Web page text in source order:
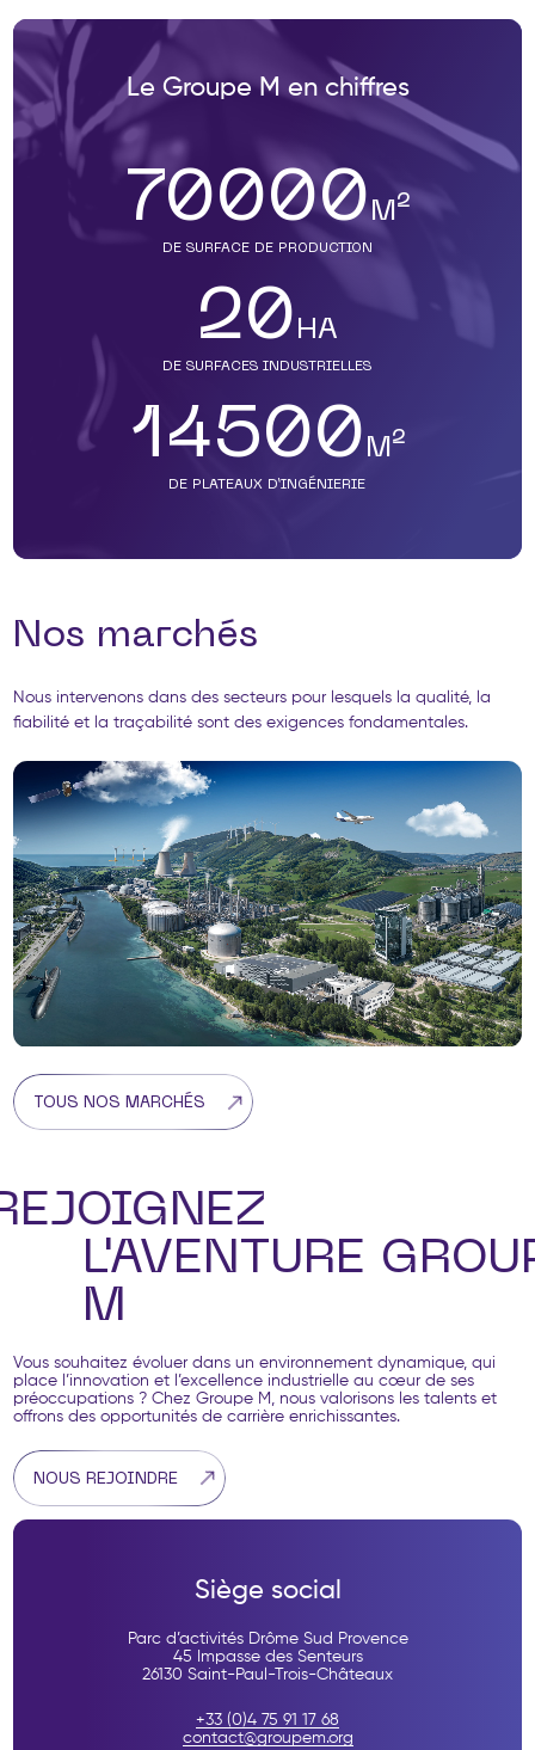
TRAITEMENT DES DÉCHETS
DÉCONTAMINATION /
DÉMANTÈLEMENT
ASSISTANCE RADIOPROTECTION /
SURETÉ
LOGISTIQUE INDUSTRIELLE ET
NUCLÉAIRE
Le Groupe M en chiffres
70000M²
DE SURFACE DE PRODUCTION
20HA
DE SURFACES INDUSTRIELLES
14500M²
DE PLATEAUX D’INGÉNIERIE
Nos marchés
Nous intervenons dans des secteurs pour lesquels la qualité, la
fiabilité et la traçabilité sont des exigences fondamentales.
TOUS NOS MARCHÉS
L'AVENTURE
M
Vous souhaitez évoluer dans un environnement dynamique, qui
place l’innovation et l’excellence industrielle au cœur de ses
préoccupations ? Chez Groupe M, nous valorisons les talents et
offrons des opportunités de carrière enrichissantes.
NOUS REJOINDRE
Siège social
Parc d’activités Drôme Sud Provence
45 Impasse des Senteurs
26130 Saint-Paul-Trois-Châteaux
+33 (0)4 75 91 17 68
contact@groupem.org